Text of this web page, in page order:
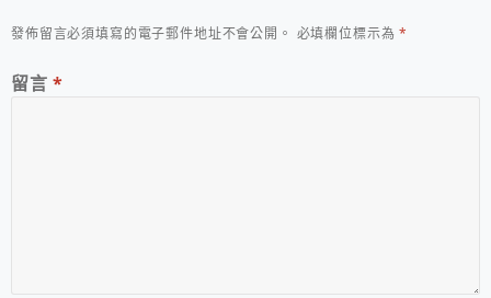
發佈留言必須填寫的電子郵件地址不會公開。 必填欄位標示為*
留言 *